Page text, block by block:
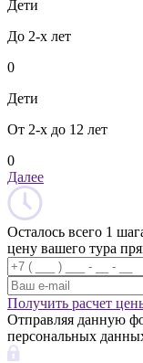
Дети
До 2-х лет
0
Дети
От 2-х до 12 лет
0
Далее
Осталось всего 1
цену вашего тура
Получить расчет
Отправляя данную
персональных